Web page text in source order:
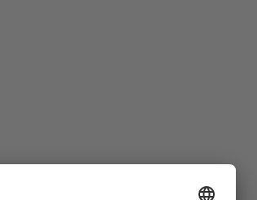
Melden Sie sich zu unseren